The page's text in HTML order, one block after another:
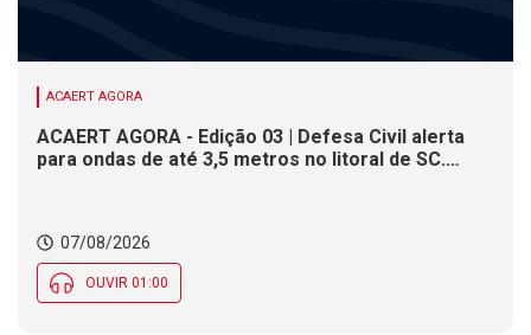
ACAERT AGORA
ACAERT AGORA - Edição 03 | Defesa Civil alerta
para ondas de até 3,5 metros no litoral de SC.
07/08/2026
OUVIR 01:00